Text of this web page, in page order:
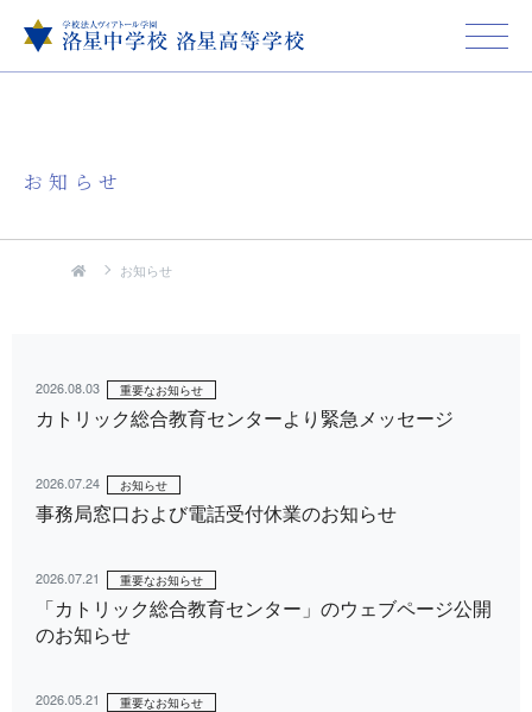
お知らせ
お知らせ
2026.08.03 重要なお知らせ
カトリック総合教育センターより緊急メッセージ
2026.07.24 お知らせ
事務局窓口および電話受付休業のお知らせ
2026.07.21 重要なお知らせ
「カトリック総合教育センター」のウェブページ公開
のお知らせ
2026.05.21 重要なお知らせ